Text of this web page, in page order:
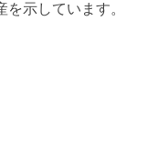
示しています。